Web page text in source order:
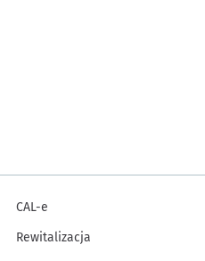
CAL-e
Rewitalizacja